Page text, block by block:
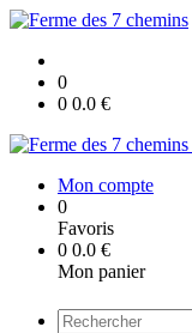
0
0 0.0 €
Mon compte
0
Favoris
0 0.0 €
Mon panier